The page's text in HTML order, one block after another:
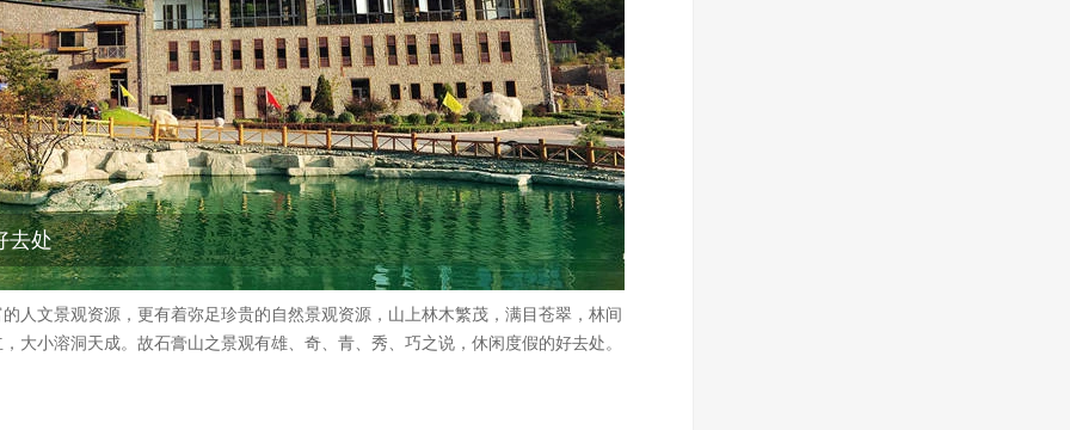
去处
人文景观资源，更有着弥足珍贵的自然景观资源，山上林木繁茂，满目苍翠，林间
大小溶洞天成。故石膏山之景观有雄、奇、青、秀、巧之说，休闲度假的好去处。